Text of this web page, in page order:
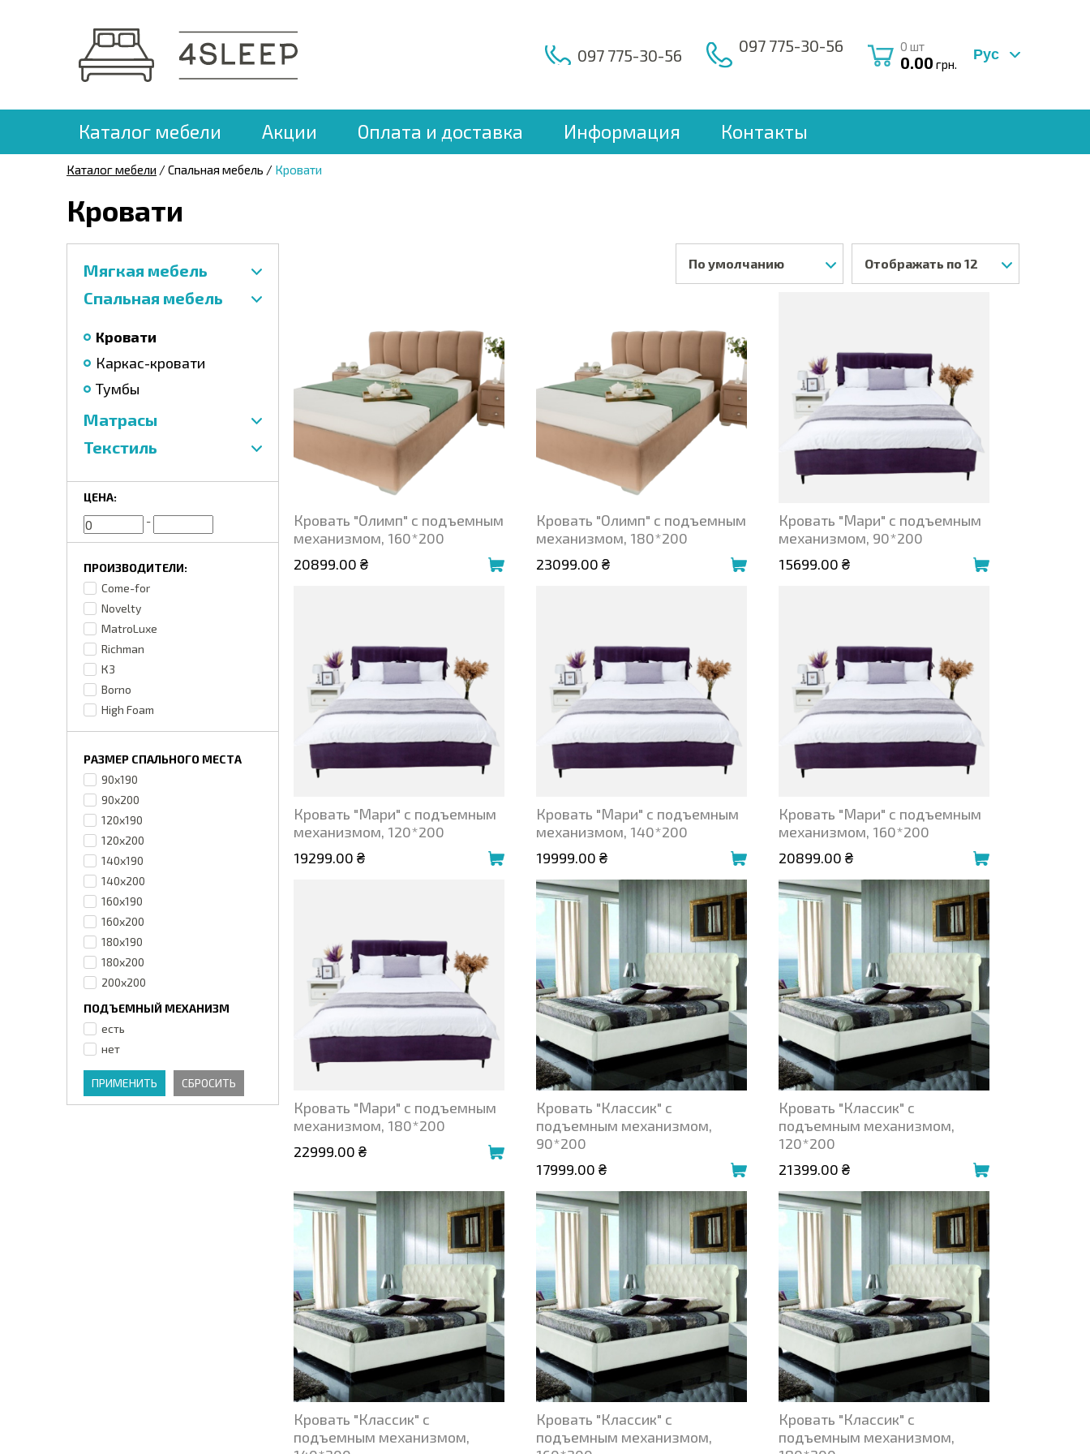
097 775-30-56 097 775-30-56 0 шт
0.00 грн.
Рус
Каталог мебели Акции Оплата и доставка Информация Контакты
Каталог мебели / Спальная мебель / Кровати
Кровати
Мягкая мебель
Спальная мебель
Кровати
Каркас-кровати
Тумбы
Матрасы
Текстиль
ЦЕНА:
-
ПРОИЗВОДИТЕЛИ:
Come-for
Novelty
MatroLuxe
Richman
К3
Borno
High Foam
РАЗМЕР СПАЛЬНОГО МЕСТА
90x190
90x200
120x190
120x200
140x190
140x200
160x190
160x200
180x190
180x200
200x200
ПОДЪЕМНЫЙ МЕХАНИЗМ
есть
нет
ПРИМЕНИТЬ СБРОСИТЬ
По умолчанию Отображать по 12
Кровать "Олимп" с подъемным
механизмом, 160*200
20899.00 ₴
Кровать "Олимп" с подъемным
механизмом, 180*200
23099.00 ₴
Кровать "Мари" с подъемным
механизмом, 90*200
15699.00 ₴
Кровать "Мари" с подъемным
механизмом, 120*200
19299.00 ₴
Кровать "Мари" с подъемным
механизмом, 140*200
19999.00 ₴
Кровать "Мари" с подъемным
механизмом, 160*200
20899.00 ₴
Кровать "Мари" с подъемным
механизмом, 180*200
22999.00 ₴
Кровать "Классик" с
подъемным механизмом,
90*200
17999.00 ₴
Кровать "Классик" с
подъемным механизмом,
120*200
21399.00 ₴
Кровать "Классик" с
подъемным механизмом,
Кровать "Классик" с
подъемным механизмом,
Кровать "Классик" с
подъемным механизмом,